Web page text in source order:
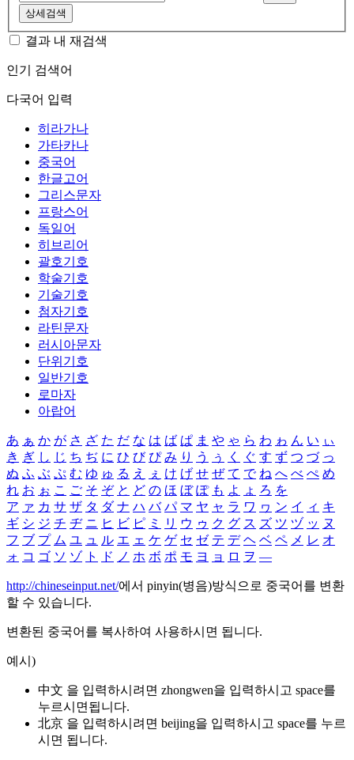
상세검색
결과 내 재검색
인기 검색어
다국어 입력
히라가나
가타카나
중국어
한글고어
그리스문자
프랑스어
독일어
히브리어
괄호기호
학술기호
기술기호
첨자기호
라틴문자
러시아문자
단위기호
일반기호
로마자
아랍어
あ ぁ か が さ ざ た だ な は ば ぱ ま や ゃ ら わ ゎ ん い ぃ
き ぎ し じ ち ぢ に ひ び ぴ み り う ぅ く ぐ す ず つ づ っ
ぬ ふ ぶ ぷ む ゆ ゅ る え ぇ け げ せ ぜ て で ね へ べ ぺ め
れ お ぉ こ ご そ ぞ と ど の ほ ぼ ぽ も よ ょ ろ を
ア ァ カ サ ザ タ ダ ナ ハ バ パ マ ヤ ャ ラ ワ ヮ ン イ ィ キ
ギ シ ジ チ ヂ ニ ヒ ビ ピ ミ リ ウ ゥ ク グ ス ズ ツ ヅ ッ ヌ
フ ブ プ ム ユ ュ ル エ ェ ケ ゲ セ ゼ テ デ ヘ ベ ペ メ レ オ
ォ コ ゴ ソ ゾ ト ド ノ ホ ボ ポ モ ヨ ョ ロ ヲ ―
http://chineseinput.net/에서 pinyin(병음)방식으로 중국어를 변환
할 수 있습니다.
변환된 중국어를 복사하여 사용하시면 됩니다.
예시)
中文 을 입력하시려면 zhongwen을 입력하시고 space를
누르시면됩니다.
北京 을 입력하시려면 beijing을 입력하시고 space를 누르
시면 됩니다.